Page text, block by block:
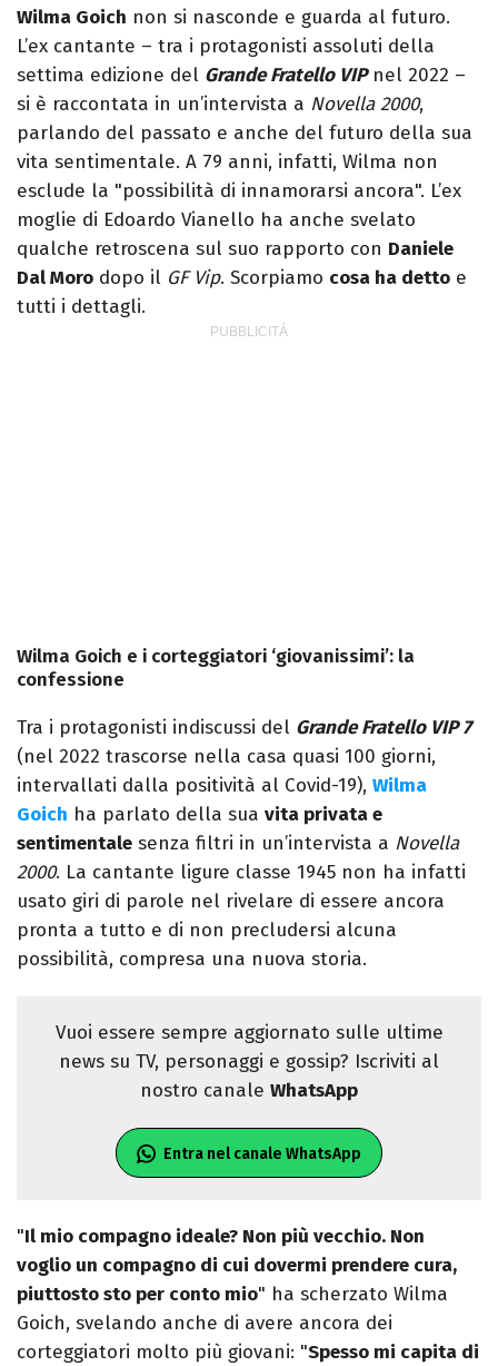
Pixar).
Wilma Goich non si nasconde e guarda al futuro.
L’ex cantante – tra i protagonisti assoluti della
settima edizione del Grande Fratello VIPnel 2022 –
si è raccontata in un’intervista a Novella 2000,
parlando del passato e anche del futuro della sua
vita sentimentale. A 79 anni, infatti, Wilma non
esclude la "possibilità di innamorarsi ancora". L’ex
moglie di Edoardo Vianello ha anche svelato
qualche retroscena sul suo rapporto con Daniele
Dal Moro dopo il GF Vip. Scorpiamo cosa ha detto e
tutti i dettagli.
Wilma Goich e i corteggiatori ‘giovanissimi’: la
confessione
Tra i protagonisti indiscussi del Grande Fratello VIP 7
(nel 2022 trascorse nella casa quasi 100 giorni,
intervallati dalla positività al Covid-19), Wilma
Goich ha parlato della sua vita privata e
sentimentale senza filtri in un’intervista a Novella
2000. La cantante ligure classe 1945 non ha infatti
usato giri di parole nel rivelare di essere ancora
pronta a tutto e di non precludersi alcuna
possibilità, compresa una nuova storia.
Vuoi essere sempre aggiornato sulle ultime
news su TV, personaggi e gossip? Iscriviti al
nostro canale WhatsApp
Entra nel canale WhatsApp
"Il mio compagno ideale? Non più vecchio. Non
voglio un compagno di cui dovermi prendere cura,
piuttosto sto per conto mio" ha scherzato Wilma
Goich, svelando anche di avere ancora dei
corteggiatori molto più giovani: "Spesso mi capita di